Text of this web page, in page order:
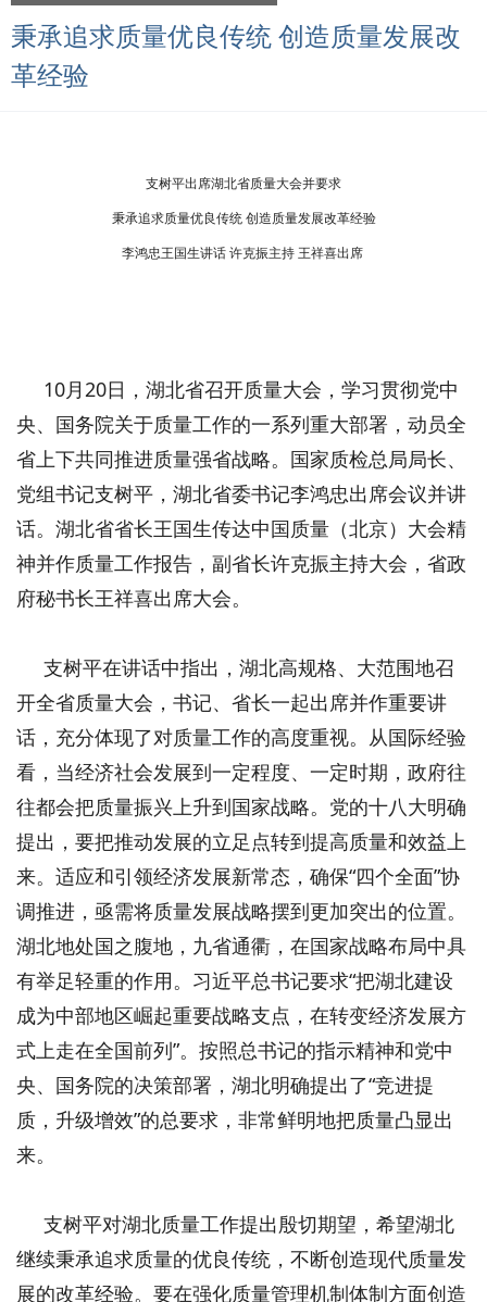
秉承追求质量优良传统 创造质量发展改
革经验
支树平出席湖北省质量大会并要求
秉承追求质量优良传统 创造质量发展改革经验
李鸿忠王国生讲话 许克振主持 王祥喜出席
10月20日，湖北省召开质量大会，学习贯彻党中
央、国务院关于质量工作的一系列重大部署，动员全
省上下共同推进质量强省战略。国家质检总局局长、
党组书记支树平，湖北省委书记李鸿忠出席会议并讲
话。湖北省省长王国生传达中国质量（北京）大会精
神并作质量工作报告，副省长许克振主持大会，省政
府秘书长王祥喜出席大会。
支树平在讲话中指出，湖北高规格、大范围地召
开全省质量大会，书记、省长一起出席并作重要讲
话，充分体现了对质量工作的高度重视。从国际经验
看，当经济社会发展到一定程度、一定时期，政府往
往都会把质量振兴上升到国家战略。党的十八大明确
提出，要把推动发展的立足点转到提高质量和效益上
来。适应和引领经济发展新常态，确保“四个全面”协
调推进，亟需将质量发展战略摆到更加突出的位置。
湖北地处国之腹地，九省通衢，在国家战略布局中具
有举足轻重的作用。习近平总书记要求“把湖北建设
成为中部地区崛起重要战略支点，在转变经济发展方
式上走在全国前列”。按照总书记的指示精神和党中
央、国务院的决策部署，湖北明确提出了“竞进提
质，升级增效”的总要求，非常鲜明地把质量凸显出
来。
支树平对湖北质量工作提出殷切期望，希望湖北
继续秉承追求质量的优良传统，不断创造现代质量发
展的改革经验。要在强化质量管理机制体制方面创造